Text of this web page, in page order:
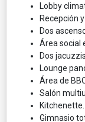
Lobby
Recepción
Dos
Área social
Dos jacuzzis.
Lounge
Área de
Salón
Kitchenette.
Gimnasio